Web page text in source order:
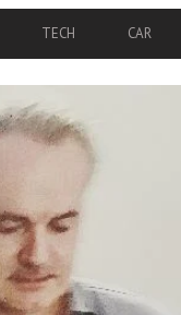
TECH CAR